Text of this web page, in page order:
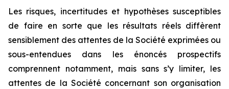
Les risques, incertitudes et hypothèses susceptibles
de faire en sorte que les résultats réels diffèrent
sensiblement des attentes de la Société exprimées ou
sous-entendues dans les énoncés prospectifs
comprennent notamment, mais sans s’y limiter, les
attentes de la Société concernant son organisation